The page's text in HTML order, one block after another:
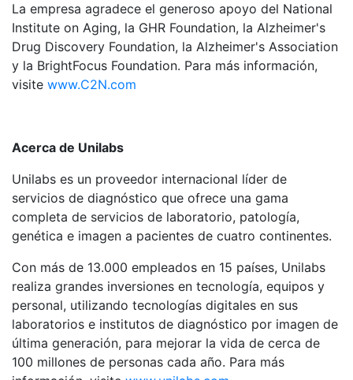
La empresa agradece el generoso apoyo del National
Institute on Aging, la GHR Foundation, la Alzheimer's
Drug Discovery Foundation, la Alzheimer's Association
y la BrightFocus Foundation. Para más información,
visite www.C2N.com
Acerca de Unilabs
Unilabs es un proveedor internacional líder de
servicios de diagnóstico que ofrece una gama
completa de servicios de laboratorio, patología,
genética e imagen a pacientes de cuatro continentes.
Con más de 13.000 empleados en 15 países, Unilabs
realiza grandes inversiones en tecnología, equipos y
personal, utilizando tecnologías digitales en sus
laboratorios e institutos de diagnóstico por imagen de
última generación, para mejorar la vida de cerca de
100 millones de personas cada año. Para más